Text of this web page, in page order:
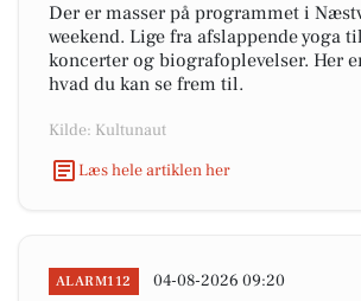
Der er masser på programmet i
weekend. Lige fra afslappende yoga
koncerter og biografoplevelser. Her
hvad du kan se frem til.
Kilde: Kultunaut
Læs hele artiklen her
ALARM112 04-08-2026 09:20